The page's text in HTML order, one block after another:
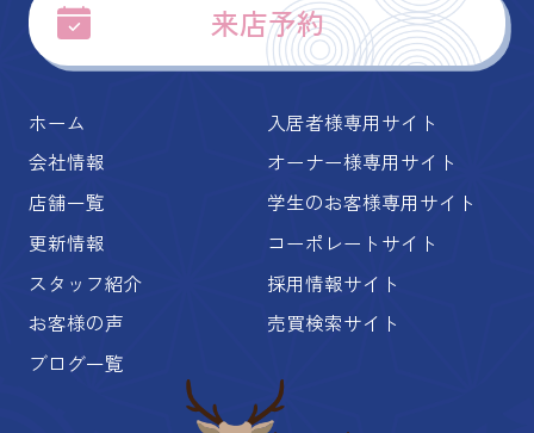
来店予約
ホーム
会社情報
店舗一覧
更新情報
スタッフ紹介
お客様の声
ブログ一覧
入居者様専用サイト
オーナー様専用サイト
学生のお客様専用サイト
コーポレートサイト
採用情報サイト
売買検索サイト